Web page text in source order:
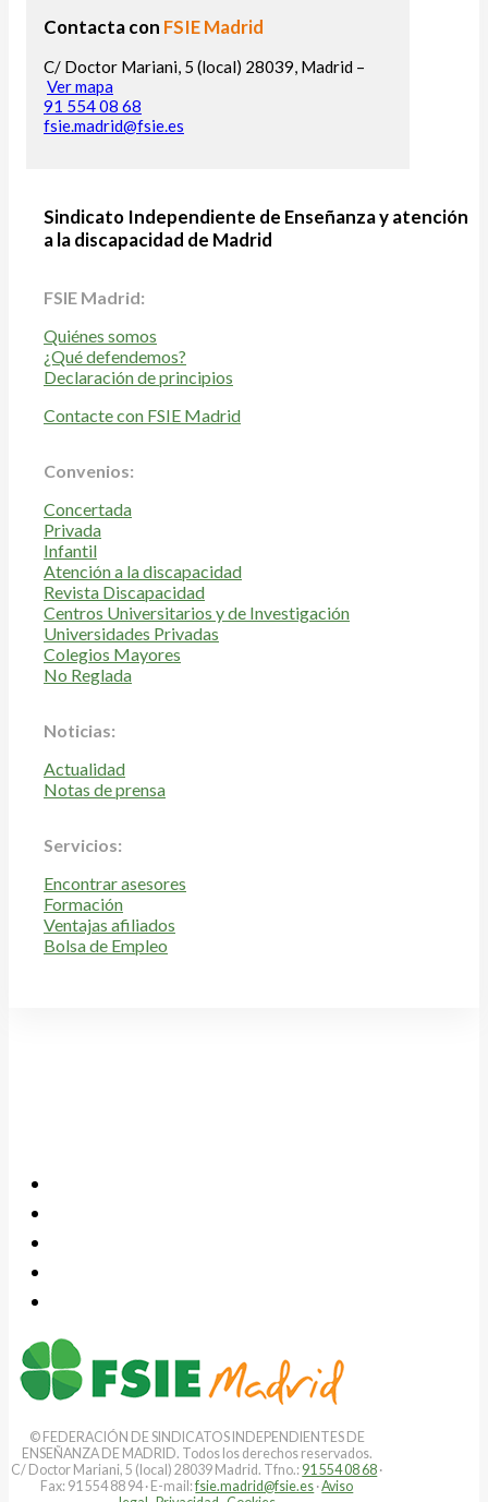
Contacta con FSIE Madrid
C/ Doctor Mariani, 5 (local) 28039, Madrid –
Ver mapa
91 554 08 68
fsie.madrid@fsie.es
Sindicato Independiente de Enseñanza y atención
a la discapacidad de Madrid
FSIE Madrid:
Quiénes somos
¿Qué defendemos?
Declaración de principios
Contacte con FSIE Madrid
Convenios:
Concertada
Privada
Infantil
Atención a la discapacidad
Revista Discapacidad
Centros Universitarios y de Investigación
Universidades Privadas
Colegios Mayores
No Reglada
Noticias:
Actualidad
Notas de prensa
Servicios:
Encontrar asesores
Formación
Ventajas afiliados
Bolsa de Empleo
© FEDERACIÓN DE SINDICATOS INDEPENDIENTES DE
ENSEÑANZA DE MADRID. Todos los derechos reservados.
C/ Doctor Mariani, 5 (local) 28039 Madrid. Tfno.: 91 554 08 68 ·
Fax: 91 554 88 94 · E-mail:fsie.madrid@fsie.es ·Aviso